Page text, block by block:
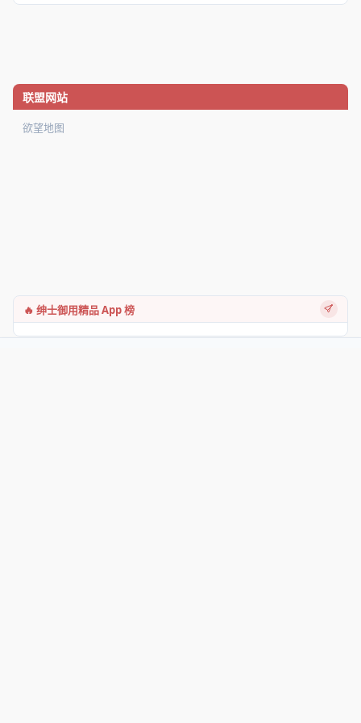
联盟网站
欲望地图
🔥 绅士御用精品 App 榜